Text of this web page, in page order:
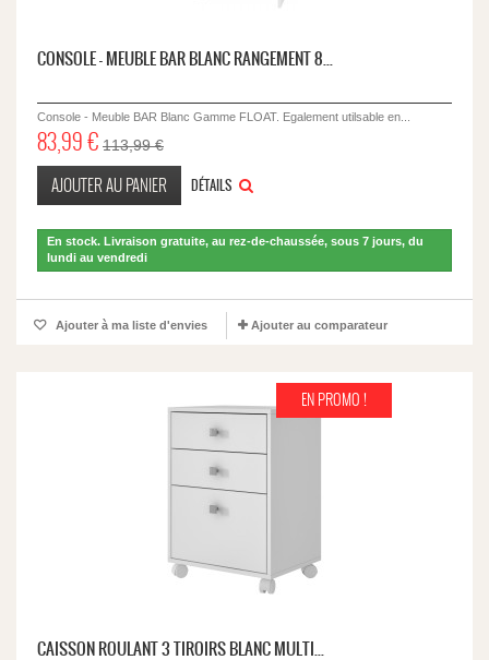
CONSOLE - MEUBLE BAR BLANC RANGEMENT 8...
Console - Meuble BAR Blanc Gamme FLOAT. Egalement utilsable en...
83,99 € 113,99 €
AJOUTER AU PANIER DÉTAILS
En stock. Livraison gratuite, au rez-de-chaussée, sous 7 jours, du
lundi au vendredi
Ajouter à ma liste d'envies Ajouter au comparateur
EN PROMO !
CAISSON ROULANT 3 TIROIRS BLANC MULTI...